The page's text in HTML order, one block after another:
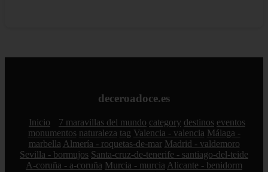
deceroadoce.es
Inicio 7 maravillas del mundo category destinos eventos
monumentos naturaleza tag Valencia - valencia Málaga -
marbella Almería - roquetas-de-mar Madrid - valdemoro
Sevilla - bormujos Santa-cruz-de-tenerife - santiago-del-teide
A-coruña - a-coruña Murcia - murcia Alicante - benidorm